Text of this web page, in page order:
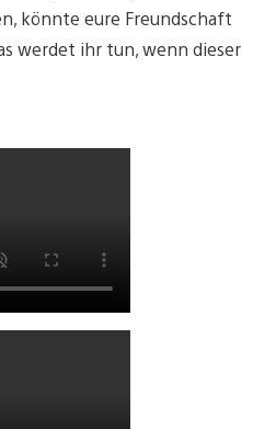
könnte eure Freundschaft
werdet ihr tun, wenn dieser